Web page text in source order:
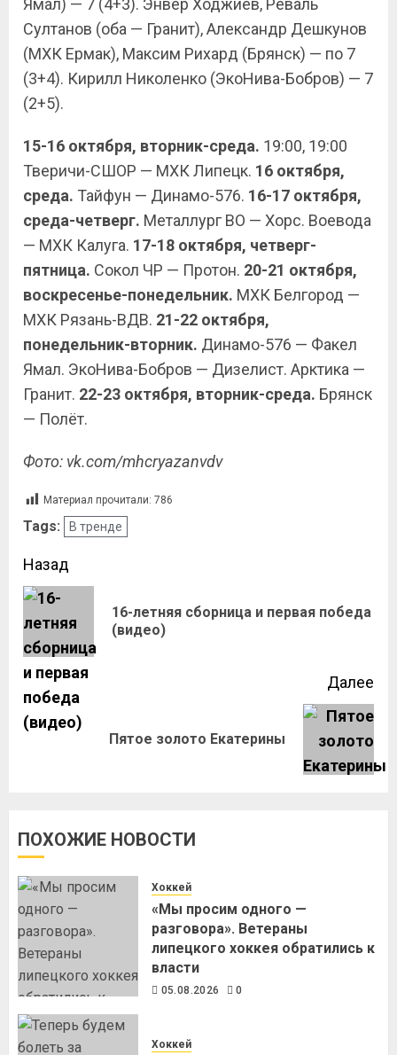
Ямал) — 7 (4+3). Энвер Ходжиев, Реваль
Султанов (оба — Гранит), Александр Дешкунов
(МХК Ермак), Максим Рихард (Брянск) — по 7
(3+4). Кирилл Николенко (ЭкоНива-Бобров) — 7
(2+5).
15-16 октября, вторник-среда. 19:00, 19:00
Тверичи-СШОР — МХК Липецк. 16 октября,
среда. Тайфун — Динамо-576. 16-17 октября,
среда-четверг. Металлург ВО — Хорс. Воевода
— МХК Калуга. 17-18 октября, четверг-
пятница. Сокол ЧР — Протон. 20-21 октября,
воскресенье-понедельник. МХК Белгород —
МХК Рязань-ВДВ. 21-22 октября,
понедельник-вторник. Динамо-576 — Факел
Ямал. ЭкоНива-Бобров — Дизелист. Арктика —
Гранит. 22-23 октября, вторник-среда. Брянск
— Полёт.
Фото: vk.com/mhcryazanvdv
Материал прочитали: 786
Tags: В тренде
Назад
16-летняя сборница и первая победа
(видео)
Далее
Пятое золото Екатерины
ПОХОЖИЕ НОВОСТИ
Хоккей
«Мы просим одного —
разговора». Ветераны
липецкого хоккея обратились к
власти
05.08.2026 0
Хоккей